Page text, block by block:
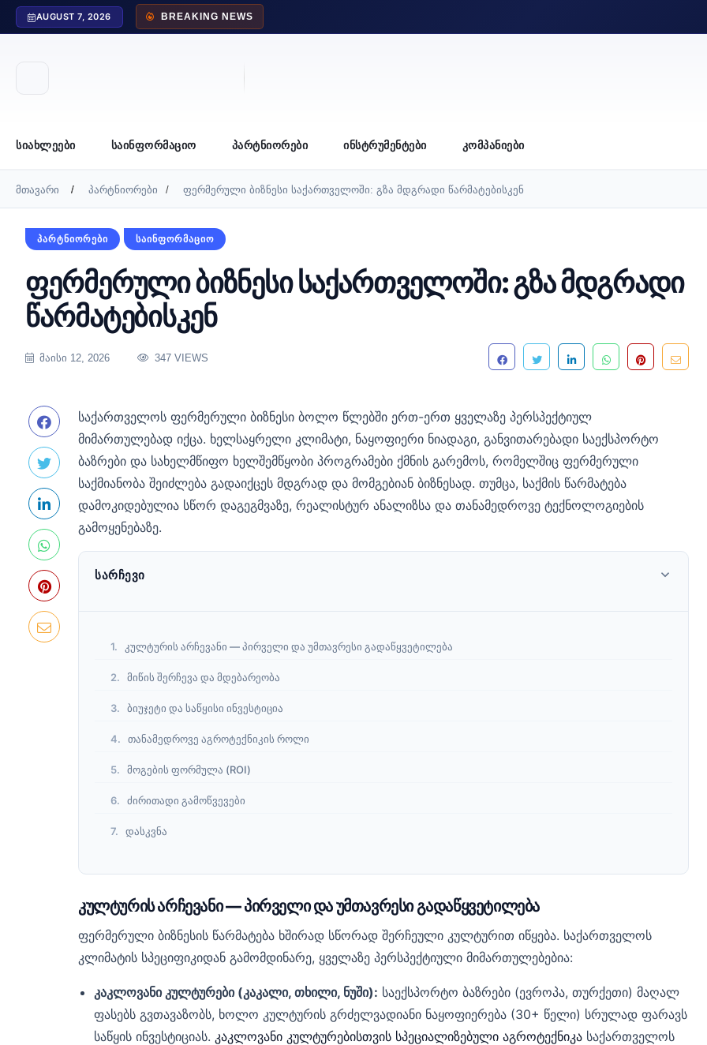
AUGUST 7, 2026 BREAKING NEWS
ᲡᲘᲐᲮᲚᲔᲔᲑᲘ ᲡᲐᲘᲜᲤᲝᲠᲛᲐᲪᲘᲝ ᲞᲐᲠᲢᲜᲘᲝᲠᲔᲑᲘ ᲘᲜᲡᲢᲠᲣᲛᲔᲜᲢᲔᲑᲘ ᲙᲝᲛᲞᲐᲜᲘᲔᲑᲘ
მთავარი პარტნიორები ფერმერული ბიზნესი საქართველოში: გზა მდგრადი წარმატებისკენ
ᲞᲐᲠᲢᲜᲘᲝᲠᲔᲑᲘ ᲡᲐᲘᲜᲤᲝᲠᲛᲐᲪᲘᲝ
ფერმერული ბიზნესი საქართველოში: გზა მდგრადი
წარმატებისკენ
ᲛᲐᲘᲡᲘ 12, 2026 347 VIEWS
საქართველოს ფერმერული ბიზნესი ბოლო წლებში ერთ-ერთ ყველაზე პერსპექტიულ
მიმართულებად იქცა. ხელსაყრელი კლიმატი, ნაყოფიერი ნიადაგი, განვითარებადი საექსპორტო
ბაზრები და სახელმწიფო ხელშემწყობი პროგრამები ქმნის გარემოს, რომელშიც ფერმერული
საქმიანობა შეიძლება გადაიქცეს მდგრად და მომგებიან ბიზნესად. თუმცა, საქმის წარმატება
დამოკიდებულია სწორ დაგეგმვაზე, რეალისტურ ანალიზსა და თანამედროვე ტექნოლოგიების
გამოყენებაზე.
ᲡᲐᲠᲩᲔᲕᲘ
კულტურის არჩევანი — პირველი და უმთავრესი გადაწყვეტილება
მიწის შერჩევა და მდებარეობა
ბიუჯეტი და საწყისი ინვესტიცია
თანამედროვე აგროტექნიკის როლი
მოგების ფორმულა (ROI)
ძირითადი გამოწვევები
დასკვნა
კულტურის არჩევანი — პირველი და უმთავრესი გადაწყვეტილება
ფერმერული ბიზნესის წარმატება ხშირად სწორად შერჩეული კულტურით იწყება. საქართველოს
კლიმატის სპეციფიკიდან გამომდინარე, ყველაზე პერსპექტიული მიმართულებებია:
კაკლოვანი კულტურები (კაკალი, თხილი, ნუში): საექსპორტო ბაზრები (ევროპა, თურქეთი) მაღალ
ფასებს გვთავაზობს, ხოლო კულტურის გრძელვადიანი ნაყოფიერება (30+ წელი) სრულად ფარავს
საწყის ინვესტიციას. კაკლოვანი კულტურებისთვის სპეციალიზებული აგროტექნიკა საქართველოს